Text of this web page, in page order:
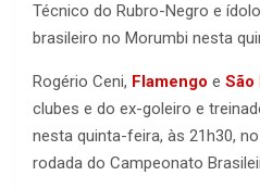
Técnico do Rubro-Negro e
brasileiro no Morumbi nesta
Rogério Ceni, Flamengo e São
clubes e do ex-goleiro e
nesta quinta-feira, às 21h30,
rodada do Campeonato